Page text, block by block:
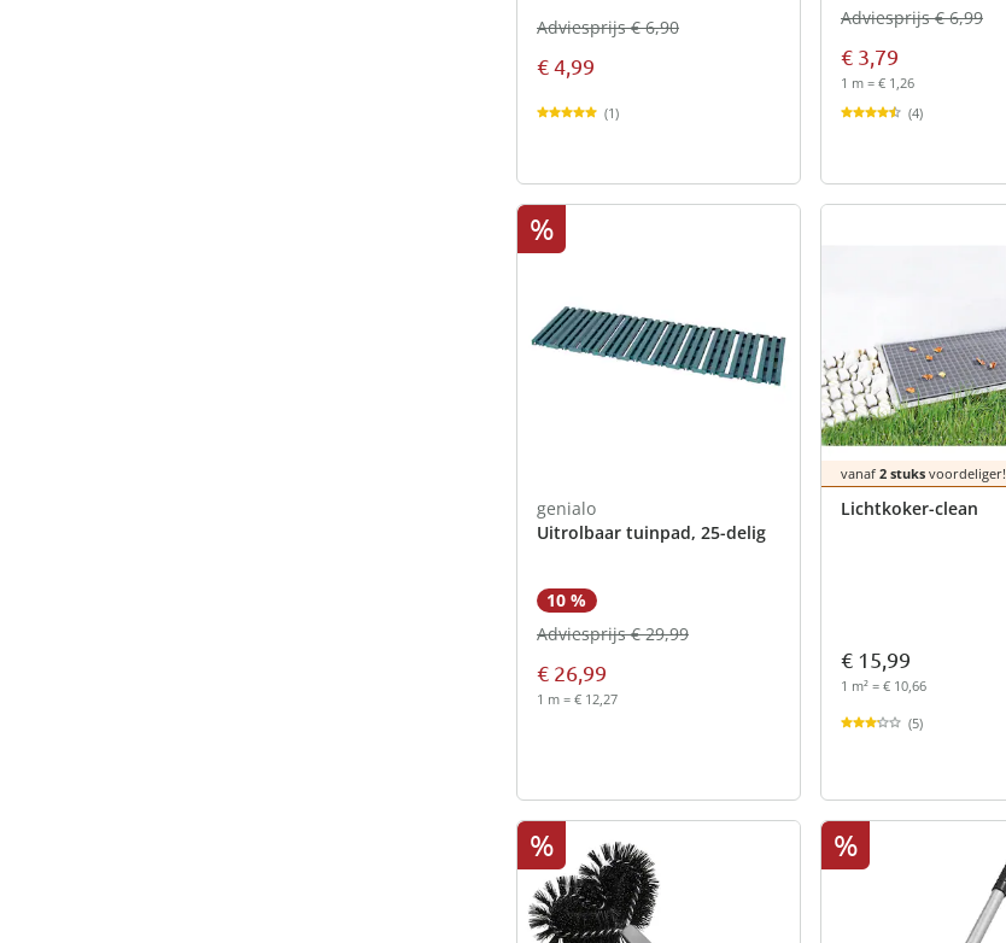
€ 4,99
Adviesprijs € 6,90
(1)
€ 3,79
Adviesprijs € 6,99
1 m = € 1,26
(4)
%
genialo
Uitrolbaar tuinpad, 25-delig
10 %
€ 26,99
Adviesprijs € 29,99
1 m = € 12,27
vanaf 2 stuks voordeliger!
Lichtkoker-clean
€ 15,99
1 m² = € 10,66
(5)
% %